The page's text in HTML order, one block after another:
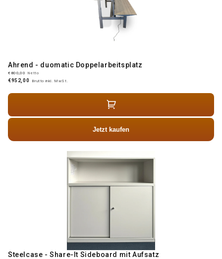
Ahrend - duomatic Doppelarbeitsplatz
€800,00 Netto
€952,00 Brutto inkl. MwSt.
Jetzt kaufen
Steelcase - Share-It Sideboard mit Aufsatz